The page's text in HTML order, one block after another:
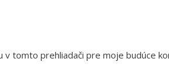
v tomto prehliadači pre moje budúce